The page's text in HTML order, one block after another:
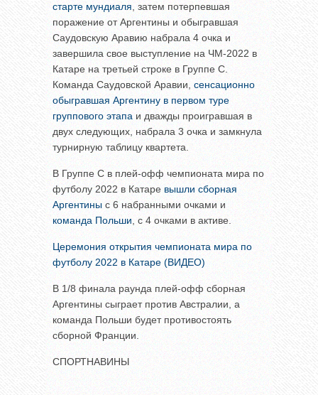
старте мундиаля , затем потерпевшая
поражение от Аргентины и обыгравшая
Саудовскую Аравию набрала 4 очка и
завершила свое выступление на ЧМ-2022 в
Катаре на третьей строке в Группе C.
Команда Саудовской Аравии, сенсационно
обыгравшая Аргентину в первом туре
группового этапа и дважды проигравшая в
двух следующих, набрала 3 очка и замкнула
турнирную таблицу квартета.
В Группе С в плей-офф чемпионата мира по
футболу 2022 в Катаре вышли сборная
Аргентины с 6 набранными очками и
команда Польши , с 4 очками в активе.
Церемония открытия чемпионата мира по
футболу 2022 в Катаре (ВИДЕО)
В 1/8 финала раунда плей-офф сборная
Аргентины сыграет против Австралии, а
команда Польши будет противостоять
сборной Франции.
СПОРТНАВИНЫ